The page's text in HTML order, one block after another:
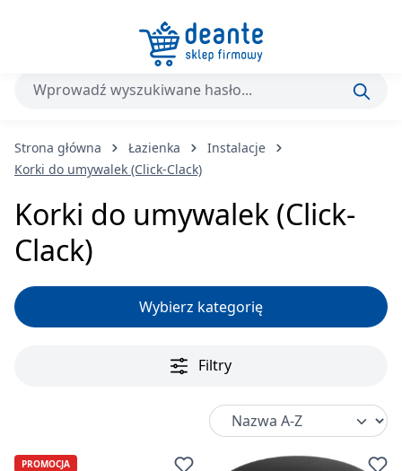
Przejdź do głównej zawartości
Strona główna Łazienka
Instalacje
Korki do umywalek (Click-Clack)
Korki do umywalek (Click-
Clack)
Wybierz kategorię
Filtry
PROMOCJA